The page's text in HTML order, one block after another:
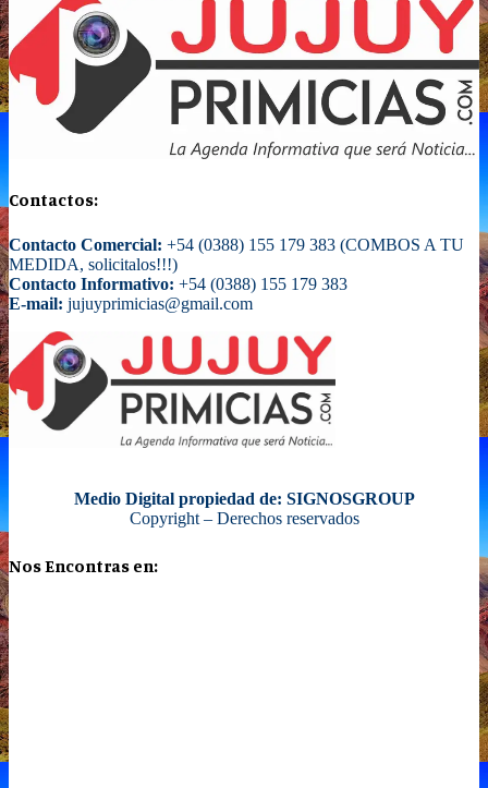
Contactos:
Contacto Comercial: +54 (0388) 155 179 383 (COMBOS A TU
MEDIDA, solicitalos!!!)
Contacto Informativo: +54 (0388) 155 179 383
E-mail: jujuyprimicias@gmail.com
Medio Digital propiedad de: SIGNOSGROUP
Copyright – Derechos reservados
Nos Encontras en: